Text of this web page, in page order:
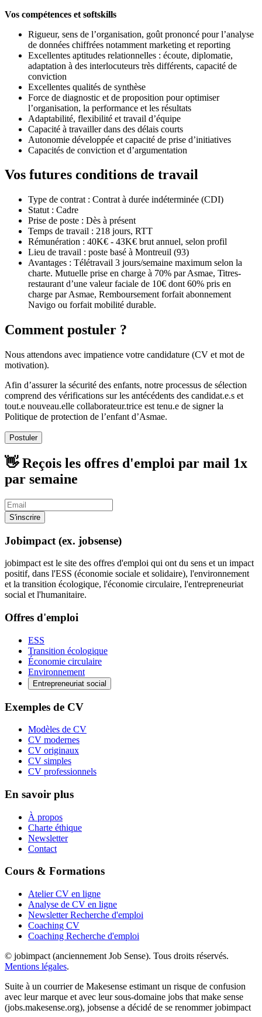
Vos compétences et softskills
Rigueur, sens de l’organisation, goût prononcé pour l’analyse
de données chiffrées notamment marketing et reporting
Excellentes aptitudes relationnelles : écoute, diplomatie,
adaptation à des interlocuteurs très différents, capacité de
conviction
Excellentes qualités de synthèse
Force de diagnostic et de proposition pour optimiser
l’organisation, la performance et les résultats
Adaptabilité, flexibilité et travail d’équipe
Capacité à travailler dans des délais courts
Autonomie développée et capacité de prise d’initiatives
Capacités de conviction et d’argumentation
Vos futures conditions de travail
Type de contrat : Contrat à durée indéterminée (CDI)
Statut : Cadre
Prise de poste : Dès à présent
Temps de travail : 218 jours, RTT
Rémunération : 40K€ - 43K€ brut annuel, selon profil
Lieu de travail : poste basé à Montreuil (93)
Avantages : Télétravail 3 jours/semaine maximum selon la
charte. Mutuelle prise en charge à 70% par Asmae, Titres-
restaurant d’une valeur faciale de 10€ dont 60% pris en
charge par Asmae, Remboursement forfait abonnement
Navigo ou forfait mobilité durable.
Comment postuler ?
Nous attendons avec impatience votre candidature (CV et mot de
motivation).
Afin d’assurer la sécurité des enfants, notre processus de sélection
comprend des vérifications sur les antécédents des candidat.e.s et
tout.e nouveau.elle collaborateur.trice est tenu.e de signer la
Politique de protection de l’enfant d’Asmae.
Postuler
👋 Reçois les offres d'emploi par mail 1x
par semaine
S'inscrire
Jobimpact (ex. jobsense)
jobimpact est le site des offres d'emploi qui ont du sens et un impact
positif, dans l'ESS (économie sociale et solidaire), l'environnement
et la transition écologique, l'économie circulaire, l'entrepreneuriat
social et l'humanitaire.
Offres d'emploi
ESS
Transition écologique
Économie circulaire
Environnement
Entrepreneuriat social
Exemples de CV
Modèles de CV
CV modernes
CV originaux
CV simples
CV professionnels
En savoir plus
À propos
Charte éthique
Newsletter
Contact
Cours & Formations
Atelier CV en ligne
Analyse de CV en ligne
Newsletter Recherche d'emploi
Coaching CV
Coaching Recherche d'emploi
© jobimpact (anciennement Job Sense). Tous droits réservés.
Mentions légales.
Suite à un courrier de Makesense estimant un risque de confusion
avec leur marque et avec leur sous-domaine jobs that make sense
(jobs.makesense.org), jobsense a décidé de se renommer jobimpact